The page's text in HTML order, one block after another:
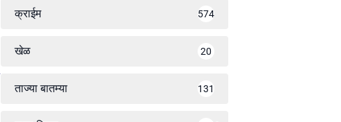
क्राईम 574
खेळ 20
ताज्या बातम्या 131